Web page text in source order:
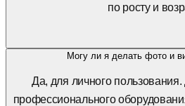
по росту и
Могу ли я делать фото и
Да, для личного
профессионального